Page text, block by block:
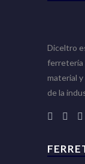
Diceltro
ferretería
material y
de la